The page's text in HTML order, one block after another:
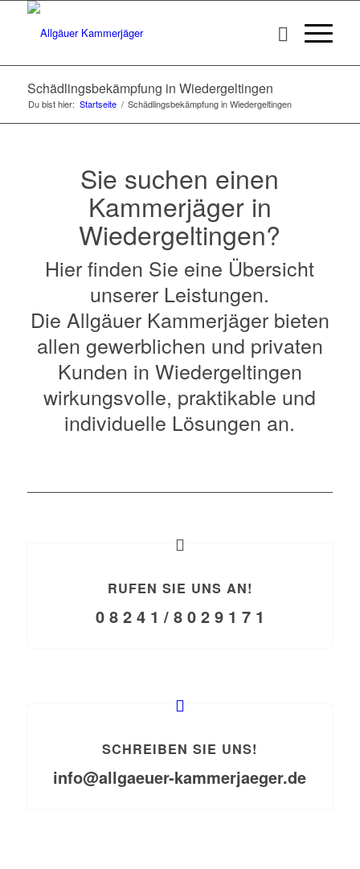
Schädlingsbekämpfung in Wiedergeltingen
Du bist hier: Startseite / Schädlingsbekämpfung in Wiedergeltingen
Sie suchen einen
Kammerjäger in
Wiedergeltingen?
Hier finden Sie eine Übersicht
unserer Leistungen.
Die Allgäuer Kammerjäger bieten
allen gewerblichen und privaten
Kunden in Wiedergeltingen
wirkungsvolle, praktikable und
individuelle Lösungen an.
RUFEN SIE UNS AN!
0 8 2 4 1 / 8 0 2 9 1 7 1
SCHREIBEN SIE UNS!
info@allgaeuer-kammerjaeger.de